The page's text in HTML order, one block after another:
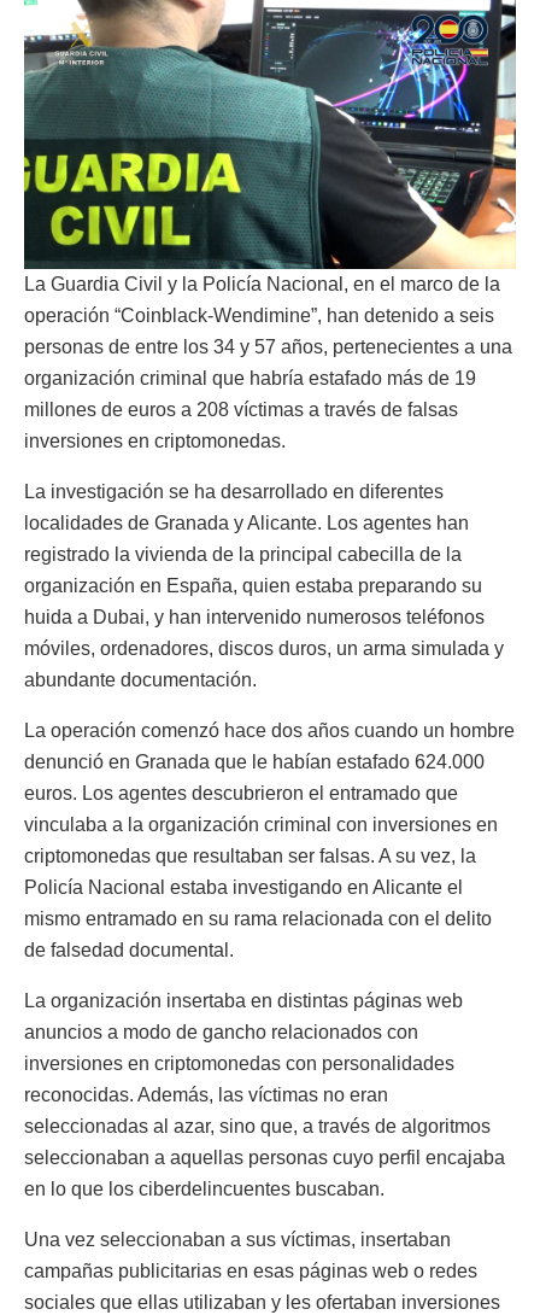
La Guardia Civil y la Policía Nacional, en el marco de la
operación “Coinblack-Wendimine”, han detenido a seis
personas de entre los 34 y 57 años, pertenecientes a una
organización criminal que habría estafado más de 19
millones de euros a 208 víctimas a través de falsas
inversiones en criptomonedas.
La investigación se ha desarrollado en diferentes
localidades de Granada y Alicante. Los agentes han
registrado la vivienda de la principal cabecilla de la
organización en España, quien estaba preparando su
huida a Dubai, y han intervenido numerosos teléfonos
móviles, ordenadores, discos duros, un arma simulada y
abundante documentación.
La operación comenzó hace dos años cuando un hombre
denunció en Granada que le habían estafado 624.000
euros. Los agentes descubrieron el entramado que
vinculaba a la organización criminal con inversiones en
criptomonedas que resultaban ser falsas. A su vez, la
Policía Nacional estaba investigando en Alicante el
mismo entramado en su rama relacionada con el delito
de falsedad documental.
La organización insertaba en distintas páginas web
anuncios a modo de gancho relacionados con
inversiones en criptomonedas con personalidades
reconocidas. Además, las víctimas no eran
seleccionadas al azar, sino que, a través de algoritmos
seleccionaban a aquellas personas cuyo perfil encajaba
en lo que los ciberdelincuentes buscaban.
Una vez seleccionaban a sus víctimas, insertaban
campañas publicitarias en esas páginas web o redes
sociales que ellas utilizaban y les ofertaban inversiones